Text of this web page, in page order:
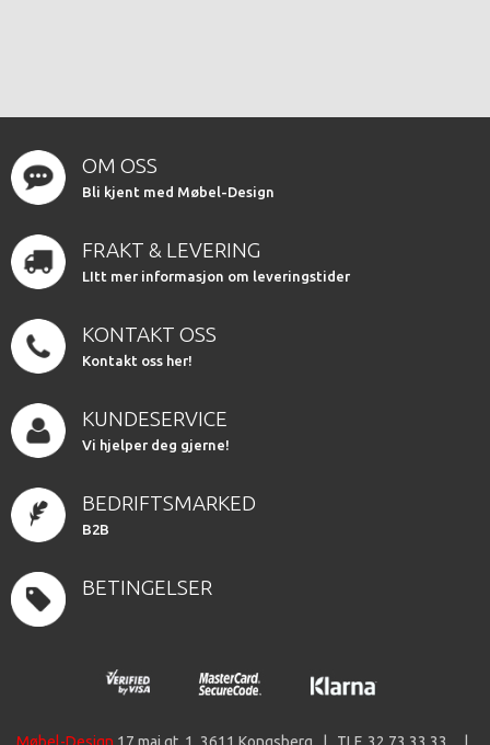
OM OSS
Bli kjent med Møbel-Design
FRAKT & LEVERING
LItt mer informasjon om leveringstider
KONTAKT OSS
Kontakt oss her!
KUNDESERVICE
Vi hjelper deg gjerne!
BEDRIFTSMARKED
B2B
BETINGELSER
Møbel-Design 17 mai gt. 1, 3611 Kongsberg | TLF. 32 73 33 33 |